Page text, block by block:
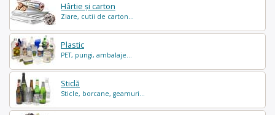
Hârtie și carton
Ziare, cutii de carton...
Plastic
PET, pungi, ambalaje...
Sticlă
Sticle, borcane, geamuri...